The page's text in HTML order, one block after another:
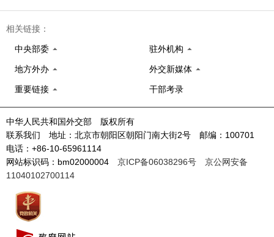
相关链接：
中央部委 驻外机构
地方外办 外交新媒体
重要链接 干部考录
中华人民共和国外交部 版权所有
联系我们 地址：北京市朝阳区朝阳门南大街2号 邮编：100701
电话：+86-10-65961114
网站标识码：bm02000004 京ICP备06038296号
京公网安备
11040102700114